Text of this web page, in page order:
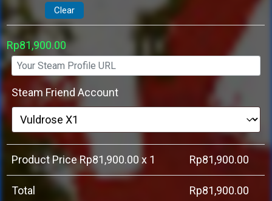
Clear
Rp81,900.00
Steam Friend Account
Product Price Rp81,900.00 x 1 Rp81,900.00
Total Rp81,900.00